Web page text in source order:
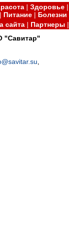
|Здоровье
| Питание| Болезни
сайта| Партнеры
"Савитар"